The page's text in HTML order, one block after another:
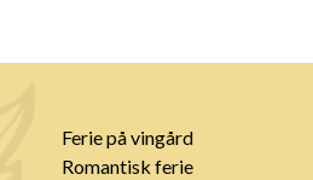
Ferie på vingård
Romantisk ferie